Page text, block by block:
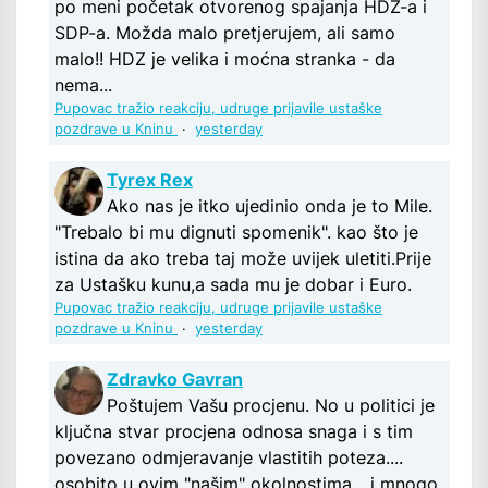
po meni početak otvorenog spajanja HDZ-a i
SDP-a. Možda malo pretjerujem, ali samo
malo!! HDZ je velika i moćna stranka - da
nema...
Pupovac tražio reakciju, udruge prijavile ustaške
pozdrave u Kninu
· yesterday
Tyrex Rex
Ako nas je itko ujedinio onda je to Mile.
"Trebalo bi mu dignuti spomenik". kao što je
istina da ako treba taj može uvijek uletiti.Prije
za Ustašku kunu,a sada mu je dobar i Euro.
Pupovac tražio reakciju, udruge prijavile ustaške
pozdrave u Kninu
· yesterday
Zdravko Gavran
Poštujem Vašu procjenu. No u politici je
ključna stvar procjena odnosa snaga i s tim
povezano odmjeravanje vlastitih poteza....